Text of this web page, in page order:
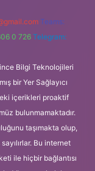
Teams:
0 726 Telegram:
Bilgi Teknolojileri
bir Yer Sağlayıcı
içerikleri proaktif
bulunmamaktadır.
taşımakta olup,
Bu internet
ile hiçbir bağlantısı